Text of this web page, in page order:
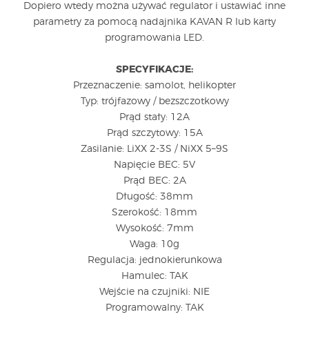
Dopiero wtedy można używać regulator i ustawiać inne
parametry za pomocą nadajnika KAVAN R lub karty
programowania LED.
SPECYFIKACJE:
Przeznaczenie: samolot, helikopter
Typ: trójfazowy / bezszczotkowy
Prąd stały: 12A
Prąd szczytowy: 15A
Zasilanie: LiXX 2-3S / NiXX 5–9S
Napięcie BEC: 5V
Prąd BEC: 2A
Długość: 38mm
Szerokość: 18mm
Wysokość: 7mm
Waga: 10g
Regulacja: jednokierunkowa
Hamulec: TAK
Wejście na czujniki: NIE
Programowalny: TAK